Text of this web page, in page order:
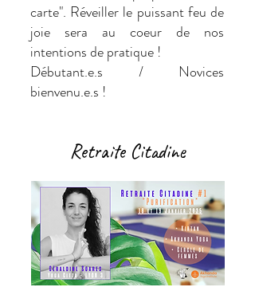
carte". Réveiller le puissant feu de
joie sera au coeur de nos
intentions de pratique !
Débutant.e.s / Novices
bienvenu.e.s !
Retraite Citadine